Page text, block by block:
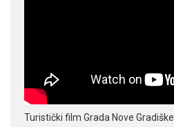
Turistički film Grada Nove Gradiške